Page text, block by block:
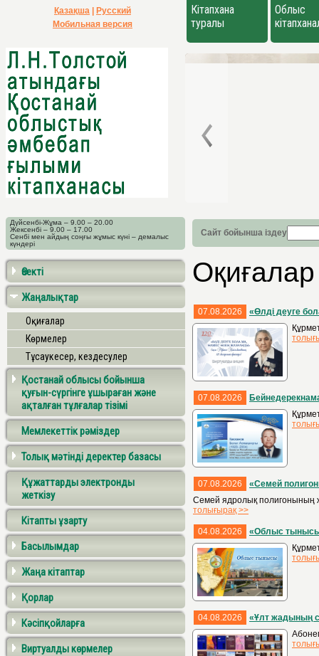
Қазақша
Русский
Мобильная версия
Кітапхана
туралы
Облыс
Дүйсенбі-Жұма – 9.00 – 20.00
Жексенбі – 9.00 – 17.00
Сенбі мен айдың соңғы жұмыс күні – демалыс
күндері
Сайт бойынша іздеу
Өзекті
Жаңалықтар
Оқиғалар
Көрмелер
Тұсаукесер, кездесулер
Қостанай облысы бойынша
қуғын-сүргінге ұшыраған және
ақталған тұлғалар тізімі
Мемлекеттік рәміздер
Толық мәтінді деректер базасы
Құжаттарды электронды
жеткізу
Кітапты ұзарту
Басылымдар
Жаңа кітаптар
Қорлар
Кәсіпқойларға
Виртуалды көрмелер
Оқиғалар
07.08.2026
«Өлді деуге
07.08.2026
07.08.2026
«Семей
Семей ядролық полигонының
толығырақ >>
04.08.2026
«Облыс
04.08.2026
«Ұлт жадының